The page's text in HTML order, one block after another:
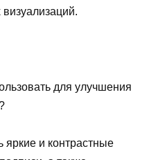
для улучшения
яркие и контрастные